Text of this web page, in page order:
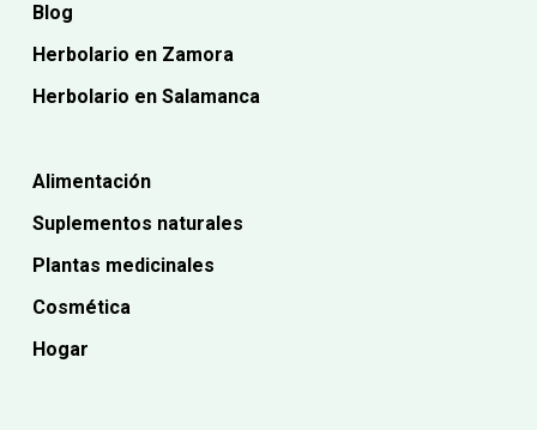
Blog
Herbolario en Zamora
Herbolario en Salamanca
Alimentación
Suplementos naturales
Plantas medicinales
Cosmética
Hogar